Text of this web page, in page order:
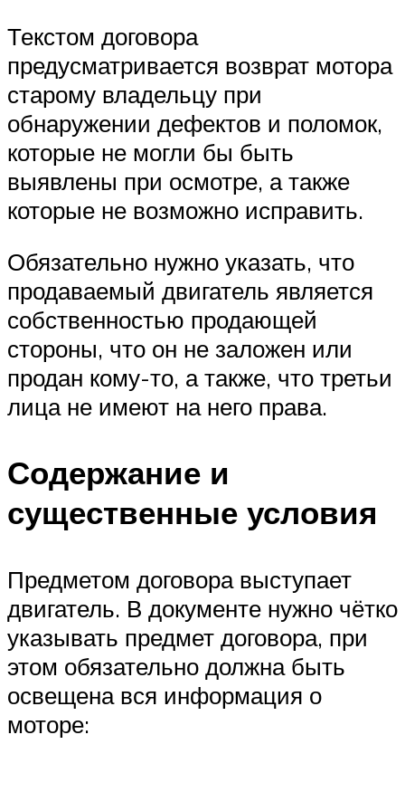
Текстом договора
предусматривается возврат мотора
старому владельцу при
обнаружении дефектов и поломок,
которые не могли бы быть
выявлены при осмотре, а также
которые не возможно исправить.
Обязательно нужно указать, что
продаваемый двигатель является
собственностью продающей
стороны, что он не заложен или
продан кому-то, а также, что третьи
лица не имеют на него права.
Содержание и
существенные условия
Предметом договора выступает
двигатель. В документе нужно чётко
указывать предмет договора, при
этом обязательно должна быть
освещена вся информация о
моторе: